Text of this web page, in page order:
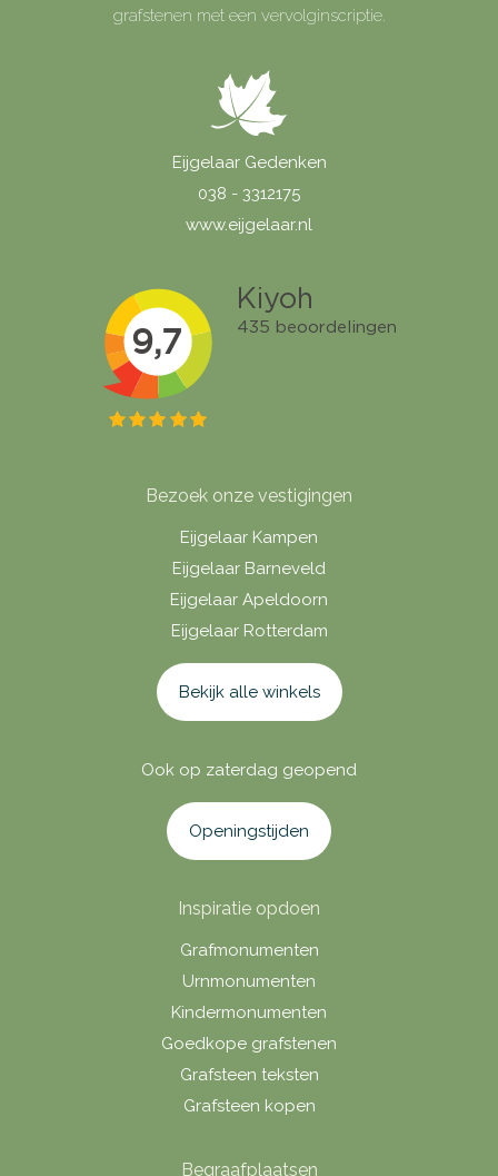
grafstenen met een vervolginscriptie.
Eijgelaar Gedenken
038 - 3312175
www.eijgelaar.nl
Bezoek onze vestigingen
Eijgelaar Kampen
Eijgelaar Barneveld
Eijgelaar Apeldoorn
Eijgelaar Rotterdam
Bekijk alle winkels
Ook op zaterdag geopend
Openingstijden
Inspiratie opdoen
Grafmonumenten
Urnmonumenten
Kindermonumenten
Goedkope grafstenen
Grafsteen teksten
Grafsteen kopen
Begraafplaatsen